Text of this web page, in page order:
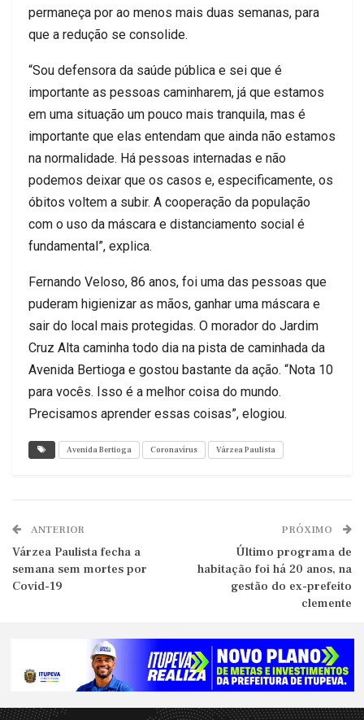
permaneça por ao menos mais duas semanas, para
que a redução se consolide.
“Sou defensora da saúde pública e sei que é
importante as pessoas caminharem, já que estamos
em uma situação um pouco mais tranquila, mas é
importante que elas entendam que ainda não estamos
na normalidade. Há pessoas internadas e não
podemos deixar que os casos e, especificamente, os
óbitos voltem a subir. A cooperação da população
com o uso da máscara e distanciamento social é
fundamental”, explica.
Fernando Veloso, 86 anos, foi uma das pessoas que
puderam higienizar as mãos, ganhar uma máscara e
sair do local mais protegidas. O morador do Jardim
Cruz Alta caminha todo dia na pista de caminhada da
Avenida Bertioga e gostou bastante da ação. “Nota 10
para vocês. Isso é a melhor coisa do mundo.
Precisamos aprender essas coisas”, elogiou.
Avenida Bertioga Coronavírus Várzea Paulista
ANTERIOR
Várzea Paulista fecha a
semana sem mortes por
Covid-19
PRÓXIMO
Último programa de
habitação foi há 20 anos, na
gestão do ex-prefeito
clemente